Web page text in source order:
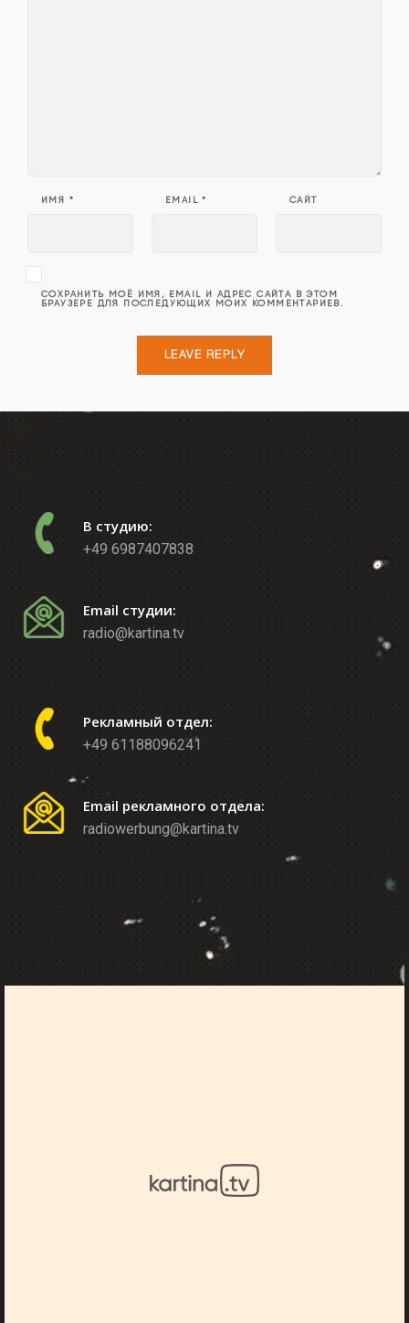
ИМЯ * EMAIL* САЙТ
СОХРАНИТЬ МОЁ ИМЯ, EMAIL И АДРЕС САЙТА В ЭТОМ
БРАУЗЕРЕ ДЛЯ ПОСЛЕДУЮЩИХ МОИХ КОММЕНТАРИЕВ.
В студию:
+49 6987407838
Email студии:
radio@kartina.tv
Рекламный отдел:
+49 61188096241
Email рекламного отдела:
radiowerbung@kartina.tv